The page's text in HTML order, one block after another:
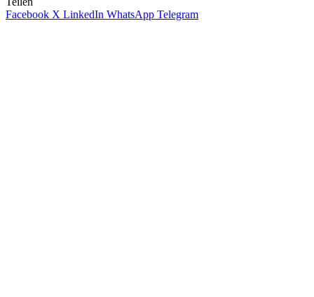
Facebook X LinkedIn WhatsApp Telegram